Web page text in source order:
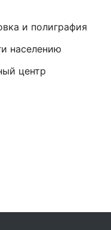
и полиграфия
населению
центр